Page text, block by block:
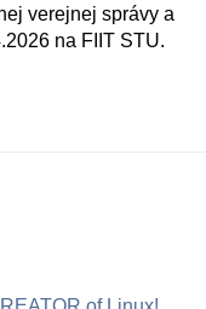
verejnej správy a
na FIIT STU.